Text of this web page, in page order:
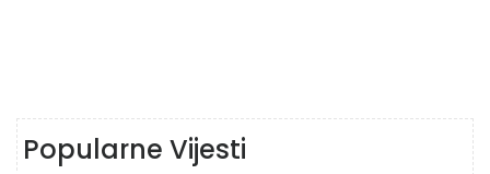
Popularne Vijesti